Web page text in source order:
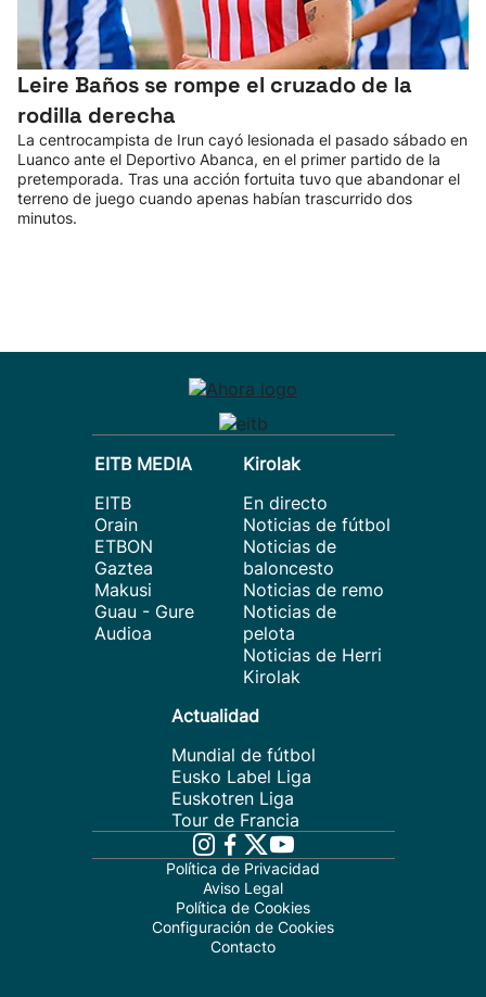
Leire Baños se rompe el cruzado de la
rodilla derecha
La centrocampista de Irun cayó lesionada el pasado sábado en
Luanco ante el Deportivo Abanca, en el primer partido de la
pretemporada. Tras una acción fortuita tuvo que abandonar el
terreno de juego cuando apenas habían trascurrido dos
minutos.
EITB MEDIA
EITB
Orain
ETBON
Gaztea
Makusi
Guau - Gure
Audioa
Kirolak
En directo
Noticias de fútbol
Noticias de
baloncesto
Noticias de remo
Noticias de
pelota
Noticias de Herri
Kirolak
Actualidad
Mundial de fútbol
Eusko Label Liga
Euskotren Liga
Tour de Francia
Política de Privacidad
Aviso Legal
Política de Cookies
Configuración de Cookies
Contacto